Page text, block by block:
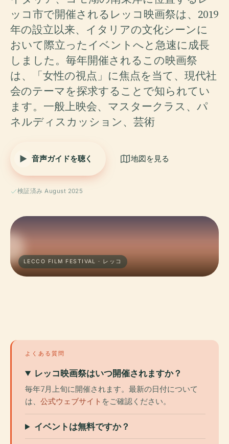
ッコ市で開催されるレッコ映画祭は、2019
年の設立以来、イタリアの文化シーンに
おいて際立ったイベントへと急速に成長
しました。毎年開催されるこの映画祭
は、「女性の視点」に焦点を当て、現代社
会のテーマを探求することで知られてい
ます。一般上映会、マスタークラス、パ
ネルディスカッション、芸術
音声ガイドを聴く 地図を見る
検証済み August 2025
LECCO FILM FESTIVAL · レッコ
よくある質問
レッコ映画祭はいつ開催されますか？
毎年7月上旬に開催されます。最新の日付について
は、 公式ウェブサイト をご確認ください。
イベントは無料ですか？